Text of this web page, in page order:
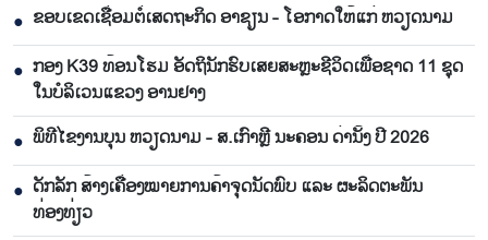
● ຂອບເຂດເຊື່ອມຕໍ່ເສດຖະກິດ ອາຊຽນ - ໂອກາດໃຫ້ແກ່ ຫວຽດນາມ
● ກອງ K39 ທ້ອນໂຮມ ອັດຖິນັກຮົບເສຍສະຫຼະຊີວິດເພື່ອຊາດ 11 ຊຸດ
ໃນບໍລິເວນແຂວງ ອານຢາງ
● ພິທີໄຂງານບຸນ ຫວຽດນາມ - ສ.ເກົາຫຼີ ນະຄອນ ດ່ານັ້ງ ປີ 2026
● ດັກລັກ ສ້າງເຄື່ອງໝາຍການຄ້າຈຸດນັດພົບ ແລະ ຜະລິດຕະພັນ
ທ່ອງທ່ຽວ